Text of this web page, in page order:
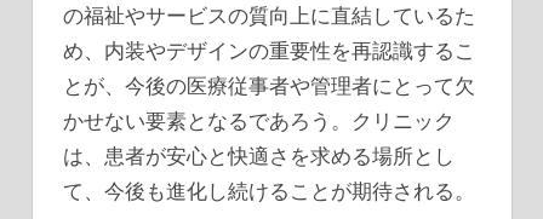
の福祉やサービスの質向上に直結しているた
め、内装やデザインの重要性を再認識するこ
とが、今後の医療従事者や管理者にとって欠
かせない要素となるであろう。クリニック
は、患者が安心と快適さを求める場所とし
て、今後も進化し続けることが期待される。